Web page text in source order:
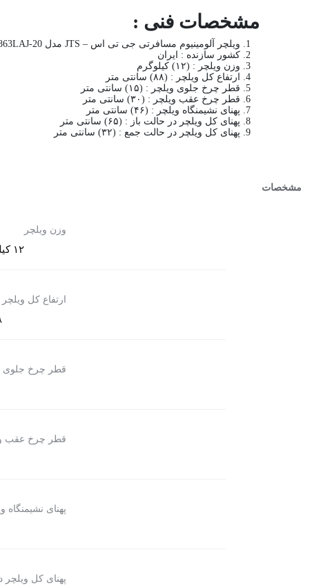
مشخصات فنی :
ویلچر آلومینیوم مسافرتی جی تی اس – JTS مدل 863LAJ-20:
کشور سازنده : ایران
وزن ویلچر : (۱۲) کیلوگرم
ارتفاع کل ویلچر : (۸۸) سانتی متر
قطر چرخ جلوی ویلچر : (۱۵) سانتی متر
قطر چرخ عقب ویلچر : (۳۰) سانتی متر
پهنای نشیمنگاه ویلچر : (۴۶) سانتی متر
پهنای کل ویلچر در حالت باز : (۶۵) سانتی متر
پهنای کل ویلچر در حالت جمع : (۳۲) سانتی متر
مشخصات
وزن ویلچر
۱۲ کیلوگرم
ارتفاع کل ویلچر
قطر چرخ جلوی
قطر چرخ عقب
پهنای نشیمنگاه
پهنای کل ویلچر